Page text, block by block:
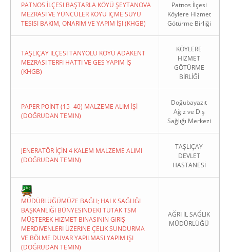
PATNOS İLÇESI BAŞTARLA KÖYÜ ŞEYTANOVA
MEZRASI VE YÜNCÜLER KÖYÜ İÇME SUYU
TESISI BAKIM, ONARIM VE YAPIM İŞI (KHGB)
Patnos İlçesi
Köylere Hizmet
Götürme Birliği
TAŞLIÇAY İLÇESI TANYOLU KÖYÜ ADAKENT
MEZRASI TERFI HATTI VE GES YAPIM İŞ
(KHGB)
KÖYLERE
HİZMET
GÖTÜRME
BİRLİĞİ
PAPER POİNT (15- 40) MALZEME ALIM İŞİ
(DOĞRUDAN TEMIN)
Doğubayazıt
Ağız ve Diş
Sağlığı Merkezi
JENERATÖR İÇİN 4 KALEM MALZEME ALIMI
(DOĞRUDAN TEMIN)
TAŞLIÇAY
DEVLET
HASTANESİ
MÜDÜRLÜĞÜMÜZE BAĞLI; HALK SAĞLIĞI
BAŞKANLIĞI BÜNYESINDEKI TUTAK TSM
MÜŞTEREK HIZMET BINASININ GIRIŞ
MERDIVENLERI ÜZERINE ÇELIK SUNDURMA
VE BÖLME DUVAR YAPILMASI YAPIM IŞI
(DOĞRUDAN TEMIN)
AĞRI İL SAĞLIK
MÜDÜRLÜĞÜ